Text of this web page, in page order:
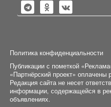
Политика конфиденциальности
Публикации с пометкой
«Партнёрский проект» оплачены
Редакция сайта не несет
информации, содержащейся в
объявлениях.